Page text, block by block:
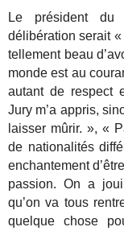
Le président
délibération serait «
tellement beau
monde est au
autant de respect
Jury m’a appris,
laisser mûrir. », «
de nationalités
enchantement
passion. On a joui
qu’on va tous
quelque chose